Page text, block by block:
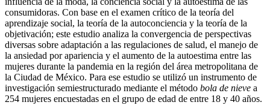
consumidoras. Con base en el examen crítico de la teoría del
aprendizaje social, la teoría de la autoconciencia y la teoría de la
objetivación; este estudio analiza la convergencia de perspectivas
diversas sobre adaptación a las regulaciones de salud, el manejo de
la ansiedad por apariencia y el aumento de la autoestima entre las
mujeres durante la pandemia en la región del área metropolitana de
la Ciudad de México. Para ese estudio se utilizó un instrumento de
investigación semiestructurado mediante el método bola de nieve a
254 mujeres encuestadas en el grupo de edad de entre 18 y 40 años.